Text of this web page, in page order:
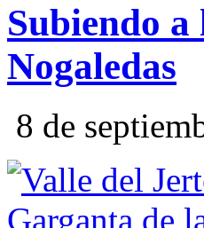
Subiendo
Nogaledas
8 de